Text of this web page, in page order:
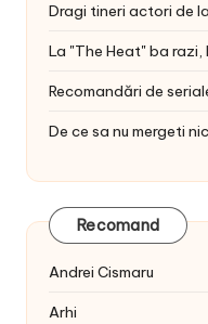
Dragi tineri actori de
La "The Heat" ba
Recomandări de
De ce sa nu mergeti
Recomand
Andrei Cismaru
Arhi